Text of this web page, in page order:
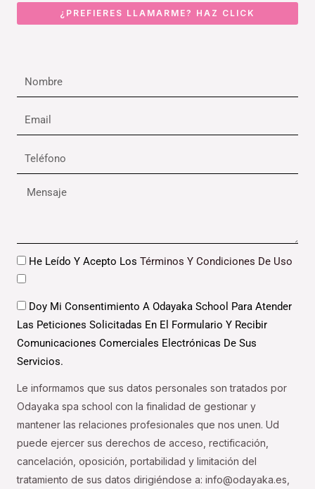
¿PREFIERES LLAMARME? HAZ CLICK
Nombre
Email
Teléfono
Mensaje
DatosHe Leído Y Acepto Los Términos Y Condiciones De Uso
DatosDoy Mi Consentimiento A Odayaka School Para Atender
Las Peticiones Solicitadas En El Formulario Y Recibir
Comunicaciones Comerciales Electrónicas De Sus
Servicios.
Le informamos que sus datos personales son tratados por
Odayaka spa school con la finalidad de gestionar y
mantener las relaciones profesionales que nos unen. Ud
puede ejercer sus derechos de acceso, rectificación,
cancelación, oposición, portabilidad y limitación del
tratamiento de sus datos dirigiéndose a: info@odayaka.es,